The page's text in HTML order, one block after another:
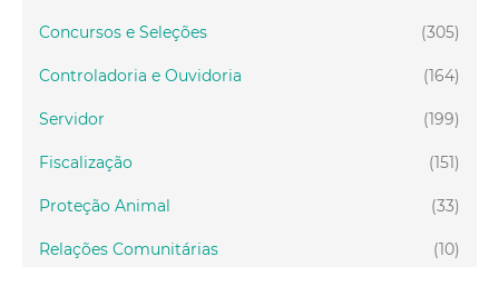
(305)
Concursos e Seleções
(164)
Controladoria e Ouvidoria
(199)
Servidor
(151)
Fiscalização
(33)
Proteção Animal
(10)
Relações Comunitárias